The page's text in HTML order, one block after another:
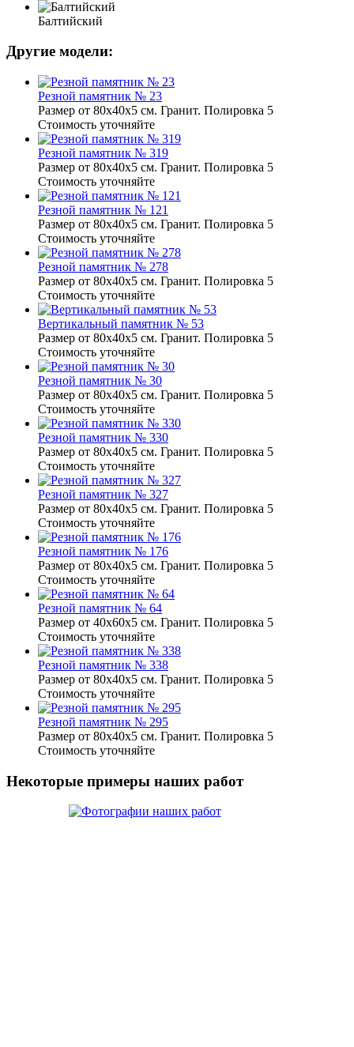
Балтийский
Другие модели:
Резной памятник № 23
Размер от 80х40х5 см. Гранит. Полировка 5
Стоимость уточняйте
Резной памятник № 319
Размер от 80х40х5 см. Гранит. Полировка 5
Стоимость уточняйте
Резной памятник № 121
Размер от 80х40х5 см. Гранит. Полировка 5
Стоимость уточняйте
Резной памятник № 278
Размер от 80х40х5 см. Гранит. Полировка 5
Стоимость уточняйте
Вертикальный памятник № 53
Размер от 80х40х5 см. Гранит. Полировка 5
Стоимость уточняйте
Резной памятник № 30
Размер от 80х40х5 см. Гранит. Полировка 5
Стоимость уточняйте
Резной памятник № 330
Размер от 80х40х5 см. Гранит. Полировка 5
Стоимость уточняйте
Резной памятник № 327
Размер от 80х40х5 см. Гранит. Полировка 5
Стоимость уточняйте
Резной памятник № 176
Размер от 80х40х5 см. Гранит. Полировка 5
Стоимость уточняйте
Резной памятник № 64
Размер от 40х60х5 см. Гранит. Полировка 5
Стоимость уточняйте
Резной памятник № 338
Размер от 80х40х5 см. Гранит. Полировка 5
Стоимость уточняйте
Резной памятник № 295
Размер от 80х40х5 см. Гранит. Полировка 5
Стоимость уточняйте
Некоторые примеры наших работ